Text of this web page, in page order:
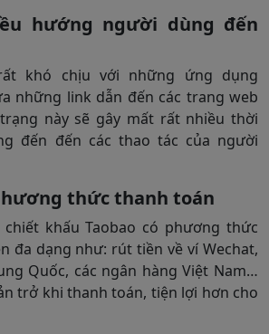
hướng người dùng đến
khó chịu với những ứng dụng
những link dẫn đến các trang web
này sẽ gây mất rất nhiều thời
đến đến các thao tác của người
thức thanh toán
khấu Taobao có phương thức
đa dạng như: rút tiền về ví Wechat,
Quốc, các ngân hàng Việt Nam…
trở khi thanh toán, tiện lợi hơn cho